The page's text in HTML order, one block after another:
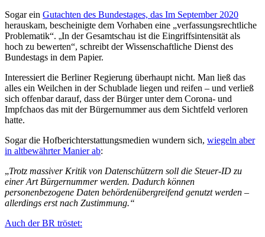
Sogar ein Gutachten des Bundestages, das Im September 2020
herauskam, bescheinigte dem Vorhaben eine „verfassungsrechtliche
Problematik“. „In der Gesamtschau ist die Eingriffsintensität als
hoch zu bewerten“, schreibt der Wissenschaftliche Dienst des
Bundestags in dem Papier.
Interessiert die Berliner Regierung überhaupt nicht. Man ließ das
alles ein Weilchen in der Schublade liegen und reifen – und verließ
sich offenbar darauf, dass der Bürger unter dem Corona- und
Impfchaos das mit der Bürgernummer aus dem Sichtfeld verloren
hatte.
Sogar die Hofberichterstattungsmedien wundern sich, wiegeln aber
in altbewährter Manier ab:
„Trotz massiver Kritik von Datenschützern soll die Steuer-ID zu
einer Art Bürgernummer werden. Dadurch können
personenbezogene Daten behördenübergreifend genutzt werden –
allerdings erst nach Zustimmung.“
Auch der BR tröstet: